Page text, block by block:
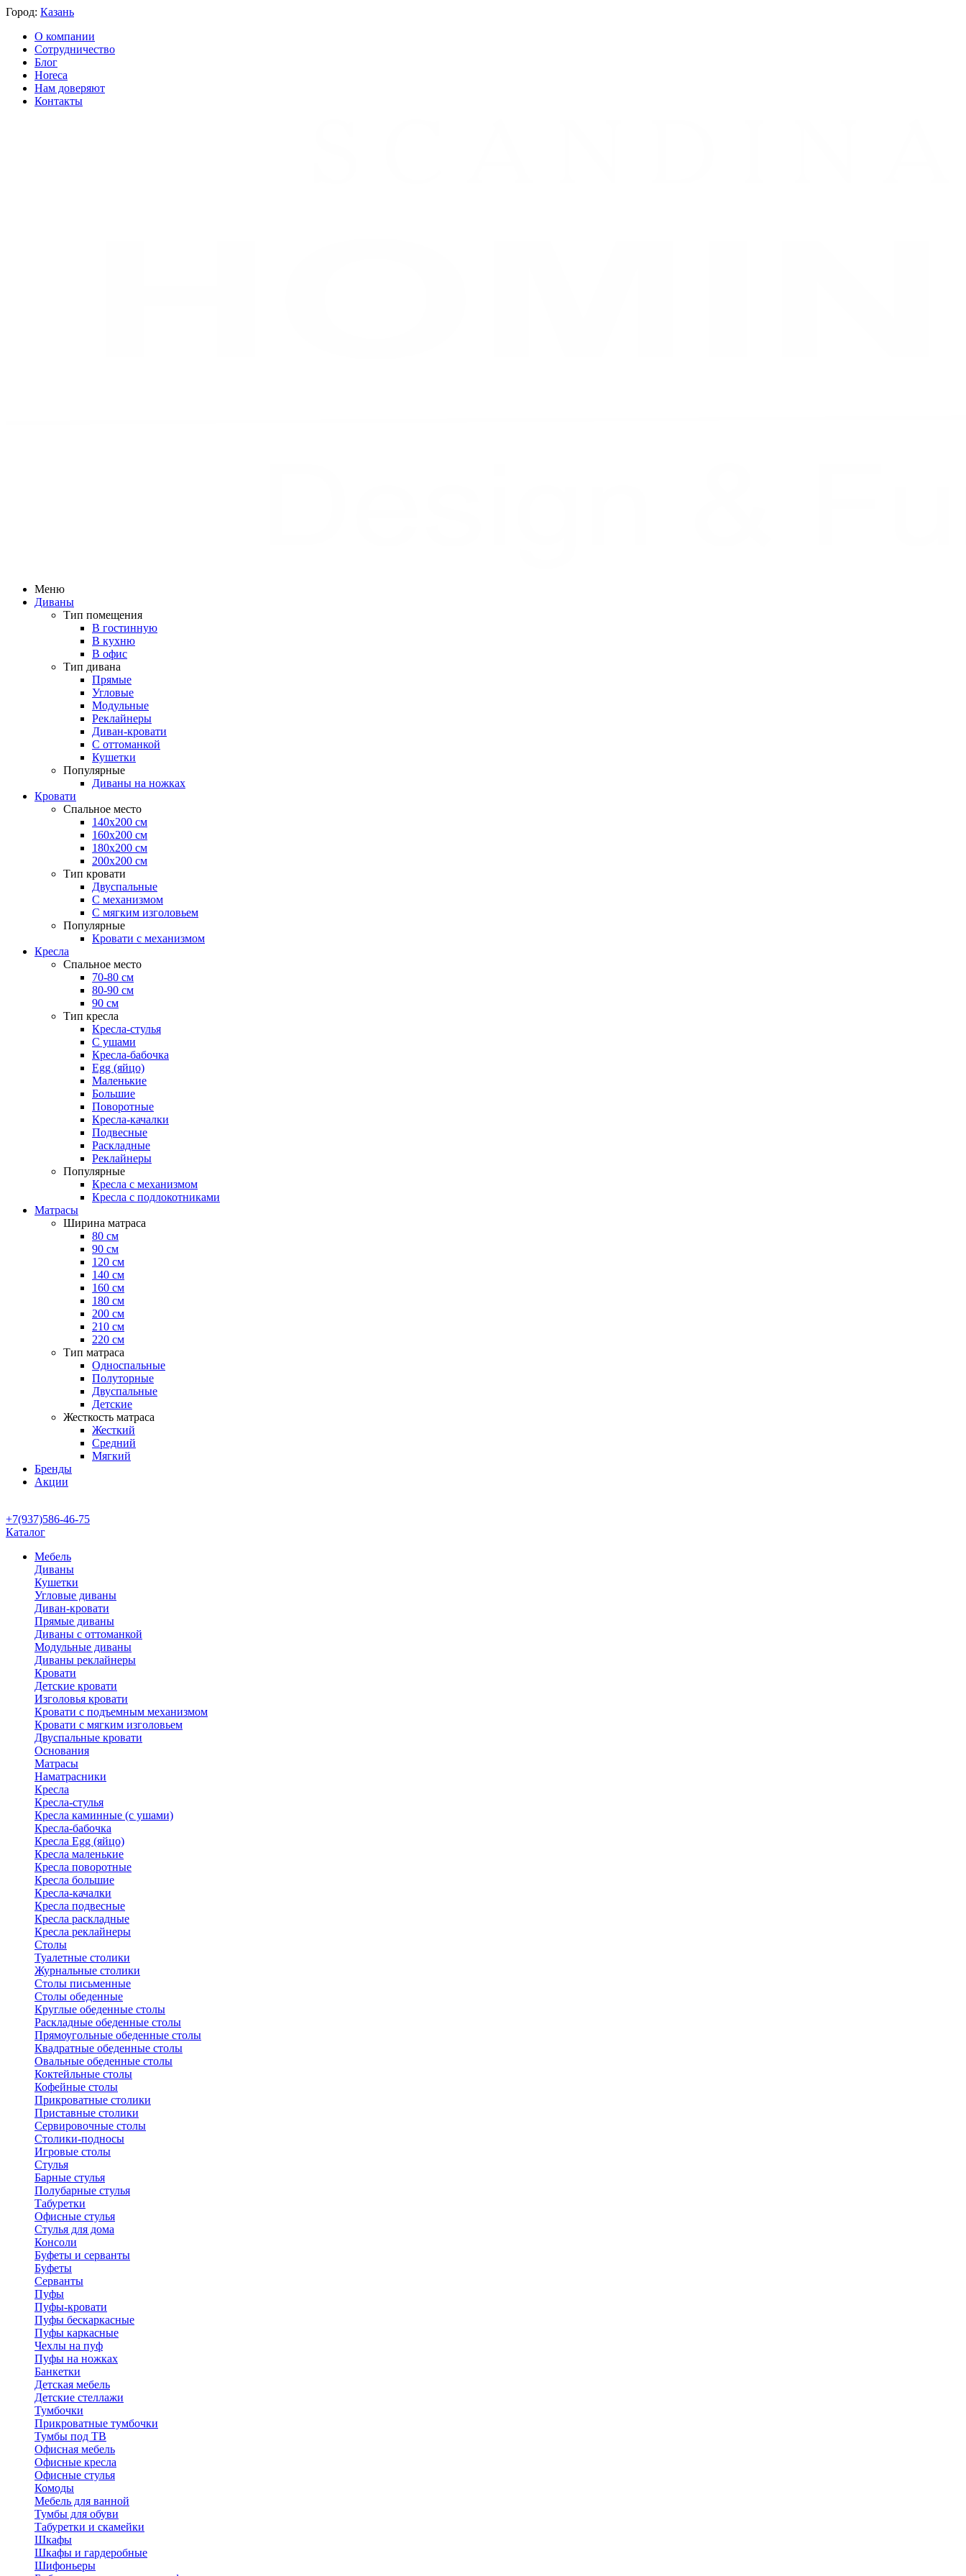
Город: Казань
О компании
Сотрудничество
Блог
Horeca
Нам доверяют
Контакты
Меню
Диваны
Тип помещения
В гостинную
В кухню
В офис
Тип дивана
Прямые
Угловые
Модульные
Реклайнеры
Диван-кровати
С оттоманкой
Кушетки
Популярные
Диваны на ножках
Кровати
Спальное место
140х200 см
160х200 см
180х200 см
200х200 см
Тип кровати
Двуспальные
С механизмом
С мягким изголовьем
Популярные
Кровати с механизмом
Кресла
Спальное место
70-80 см
80-90 см
90 см
Тип кресла
Кресла-стулья
С ушами
Кресла-бабочка
Egg (яйцо)
Маленькие
Большие
Поворотные
Кресла-качалки
Подвесные
Раскладные
Реклайнеры
Популярные
Кресла с механизмом
Кресла с подлокотниками
Матрасы
Ширина матраса
80 см
90 см
120 см
140 см
160 см
180 см
200 см
210 см
220 см
Тип матраса
Односпальные
Полуторные
Двуспальные
Детские
Жесткость матраса
Жесткий
Средний
Мягкий
Бренды
Акции
+7(937)586-46-75
Каталог
Мебель
Диваны
Кушетки
Угловые диваны
Диван-кровати
Прямые диваны
Диваны с оттоманкой
Модульные диваны
Диваны реклайнеры
Кровати
Детские кровати
Изголовья кровати
Кровати с подъемным механизмом
Кровати с мягким изголовьем
Двуспальные кровати
Основания
Матрасы
Наматрасники
Кресла
Кресла-стулья
Кресла каминные (с ушами)
Кресла-бабочка
Кресла Egg (яйцо)
Кресла маленькие
Кресла поворотные
Кресла большие
Кресла-качалки
Кресла подвесные
Кресла раскладные
Кресла реклайнеры
Столы
Туалетные столики
Журнальные столики
Столы письменные
Столы обеденные
Круглые обеденные столы
Раскладные обеденные столы
Прямоугольные обеденные столы
Квадратные обеденные столы
Овальные обеденные столы
Коктейльные столы
Кофейные столы
Прикроватные столики
Приставные столики
Сервировочные столы
Столики-подносы
Игровые столы
Стулья
Барные стулья
Полубарные стулья
Табуретки
Офисные стулья
Стулья для дома
Консоли
Буфеты и серванты
Буфеты
Серванты
Пуфы
Пуфы-кровати
Пуфы бескаркасные
Пуфы каркасные
Чехлы на пуф
Пуфы на ножках
Банкетки
Детская мебель
Детские стеллажи
Тумбочки
Прикроватные тумбочки
Тумбы под ТВ
Офисная мебель
Офисные кресла
Офисные стулья
Комоды
Мебель для ванной
Тумбы для обуви
Табуретки и скамейки
Шкафы
Шкафы и гардеробные
Шифоньеры